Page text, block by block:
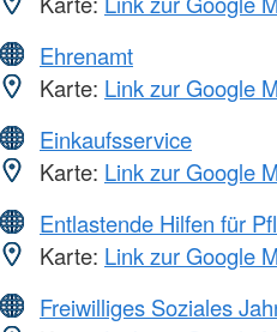
Ehrenamt
Karte: Link zur Google
Einkaufsservice
Karte: Link zur Google
Entlastende Hilfen für
Karte: Link zur Google
Freiwilliges Soziales